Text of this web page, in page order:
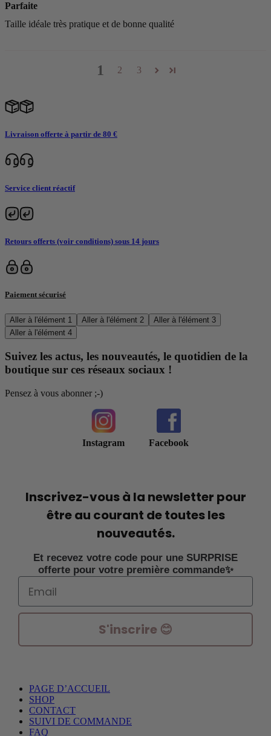
Parfaite
Taille idéale très pratique et de bonne qualité
1 2 3
Livraison offerte à partir de 80 €
Service client réactif
Retours offerts (voir conditions) sous 14 jours
Paiement sécurisé
Aller à l'élément 1 Aller à l'élément 2
Aller à l'élément 3
Aller à l'élément 4
Suivez les actus, les nouveautés, le quotidien de la
boutique sur ces réseaux sociaux !
Pensez à vous abonner ;-)
Instagram Facebook
Inscrivez-vous à la newsletter pour
être au courant de toutes les
nouveautés.
Et recevez votre code pour une SURPRISE
offerte pour votre première commande✨
Email
S'inscrire 😊
PAGE D’ACCUEIL
SHOP
CONTACT
SUIVI DE COMMANDE
FAQ